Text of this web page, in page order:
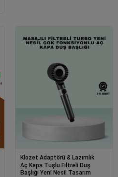
Klozet Adaptörü & Lazımlık
Aç Kapa Tuşlu Filtreli Duş
Başlığı Yeni Nesil Tasarım